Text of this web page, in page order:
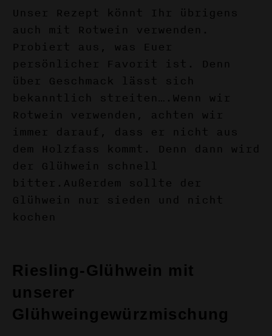
Unser Rezept könnt Ihr übrigens
auch mit Rotwein verwenden.
Probiert aus, was Euer
persönlicher Favorit ist. Denn
über Geschmack lässt sich
bekanntlich streiten….Wenn wir
Rotwein verwenden, achten wir
immer darauf, dass er nicht aus
dem Holzfass kommt. Denn dann wird
der Glühwein schnell
bitter.Außerdem sollte der
Glühwein nur sieden und nicht
kochen
Riesling-Glühwein mit
unserer
Glühweingewürzmischung